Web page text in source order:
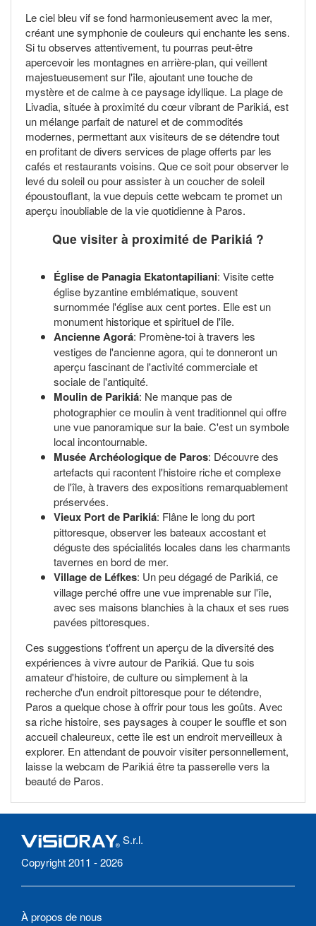
Le ciel bleu vif se fond harmonieusement avec la mer,
créant une symphonie de couleurs qui enchante les sens.
Si tu observes attentivement, tu pourras peut-être
apercevoir les montagnes en arrière-plan, qui veillent
majestueusement sur l'île, ajoutant une touche de
mystère et de calme à ce paysage idyllique. La plage de
Livadia, située à proximité du cœur vibrant de Parikiá, est
un mélange parfait de naturel et de commodités
modernes, permettant aux visiteurs de se détendre tout
en profitant de divers services de plage offerts par les
cafés et restaurants voisins. Que ce soit pour observer le
levé du soleil ou pour assister à un coucher de soleil
époustouflant, la vue depuis cette webcam te promet un
aperçu inoubliable de la vie quotidienne à Paros.
Que visiter à proximité de Parikiá ?
Église de Panagia Ekatontapiliani: Visite cette
église byzantine emblématique, souvent
surnommée l'église aux cent portes. Elle est un
monument historique et spirituel de l'île.
Ancienne Agorá: Promène-toi à travers les
vestiges de l'ancienne agora, qui te donneront un
aperçu fascinant de l'activité commerciale et
sociale de l'antiquité.
Moulin de Parikiá: Ne manque pas de
photographier ce moulin à vent traditionnel qui offre
une vue panoramique sur la baie. C'est un symbole
local incontournable.
Musée Archéologique de Paros: Découvre des
artefacts qui racontent l'histoire riche et complexe
de l'île, à travers des expositions remarquablement
préservées.
Vieux Port de Parikiá: Flâne le long du port
pittoresque, observer les bateaux accostant et
déguste des spécialités locales dans les charmants
tavernes en bord de mer.
Village de Léfkes: Un peu dégagé de Parikiá, ce
village perché offre une vue imprenable sur l'île,
avec ses maisons blanchies à la chaux et ses rues
pavées pittoresques.
Ces suggestions t'offrent un aperçu de la diversité des
expériences à vivre autour de Parikiá. Que tu sois
amateur d'histoire, de culture ou simplement à la
recherche d'un endroit pittoresque pour te détendre,
Paros a quelque chose à offrir pour tous les goûts. Avec
sa riche histoire, ses paysages à couper le souffle et son
accueil chaleureux, cette île est un endroit merveilleux à
explorer. En attendant de pouvoir visiter personnellement,
laisse la webcam de Parikiá être ta passerelle vers la
beauté de Paros.
S.r.l.
Copyright 2011 - 2026
À propos de nous